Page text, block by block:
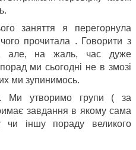
заняття я перегорнула
прочитала . Говорити з
але, на жаль, час дуже
ми сьогодні не в змозі
ми зупинимось.
Ми утворимо групи ( за
завдання в якому сама
чи іншу пораду великого